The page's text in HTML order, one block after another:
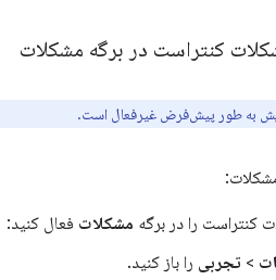
کنتراست در برگه مشکلات
به طور پیش‌فرض غیرفعال است.
کنتراست را در برگه مشکلات فعال کنید:
> تجربی را باز کنید.